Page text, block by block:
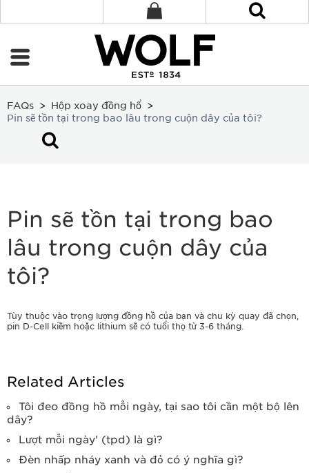
FAQs
Hộp xoay đồng hổ
Pin sẽ tồn tại trong bao lâu trong cuộn dây của tôi?
Pin sẽ tồn tại trong bao
lâu trong cuộn dây của
tôi?
Tùy thuộc vào trọng lượng đồng hồ của bạn và chu kỳ quay đã chọn,
pin D-Cell kiềm hoặc lithium sẽ có tuổi thọ từ 3-6 tháng.
Related Articles
Tôi đeo đồng hồ mỗi ngày, tại sao tôi cần một bộ lên
dây?
Lượt mỗi ngày' (tpd) là gì?
Đèn nhấp nháy xanh và đỏ có ý nghĩa gì?